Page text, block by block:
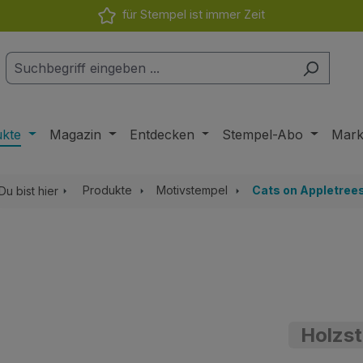
für Stempel ist immer Zeit
Magazin Entdecken Stempel-Abo
Du bist hier Produkte Motivstempel Cats on